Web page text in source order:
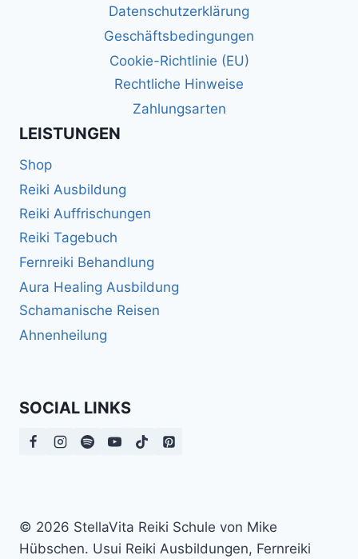
Datenschutzerklärung
Geschäftsbedingungen
Cookie-Richtlinie (EU)
Rechtliche Hinweise
Zahlungsarten
LEISTUNGEN
Shop
Reiki Ausbildung
Reiki Auffrischungen
Reiki Tagebuch
Fernreiki Behandlung
Aura Healing Ausbildung
Schamanische Reisen
Ahnenheilung
SOCIAL LINKS
© 2026 StellaVita Reiki Schule von Mike
Hübschen. Usui Reiki Ausbildungen, Fernreiki